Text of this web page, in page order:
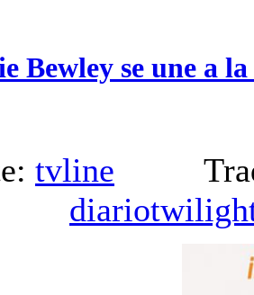
Bewley se une a
tvline